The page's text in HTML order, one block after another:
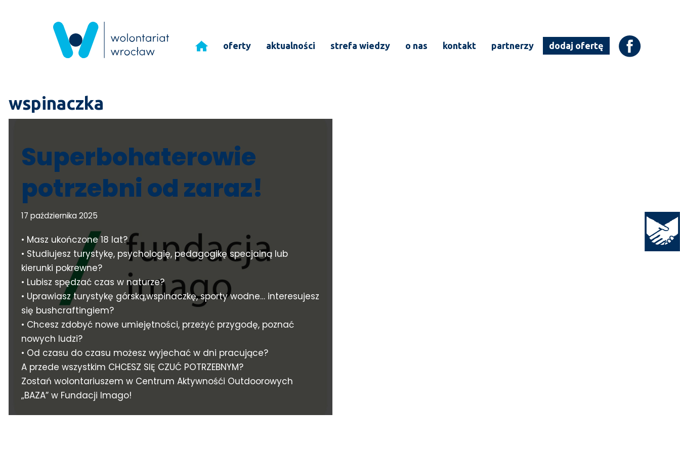
Open
oferty aktualności strefa wiedzy o nas kontakt partnerzy dodaj ofertę
wspinaczka
Superbohaterowie
potrzebni od zaraz!
17 października 2025
• Masz ukończone 18 lat?
• Studiujesz turystykę, psychologię, pedagogikę specjalną lub
kierunki pokrewne?
• Lubisz spędzać czas w naturze?
• Uprawiasz turystykę górską,wspinaczkę, sporty wodne… interesujesz
się bushcraftingiem?
• Chcesz zdobyć nowe umiejętności, przeżyć przygodę, poznać
nowych ludzi?
• Od czasu do czasu możesz wyjechać w dni pracujące?
A przede wszystkim CHCESZ SIĘ CZUĆ POTRZEBNYM?
Zostań wolontariuszem w Centrum Aktywnośći Outdoorowych
„BAZA” w Fundacji Imago!